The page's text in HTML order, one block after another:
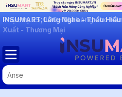
INSUMART: Lắng Nghe - Thấu
Phục vụ 25,000+ Mã hàng cho
Xuất - Thương Mại